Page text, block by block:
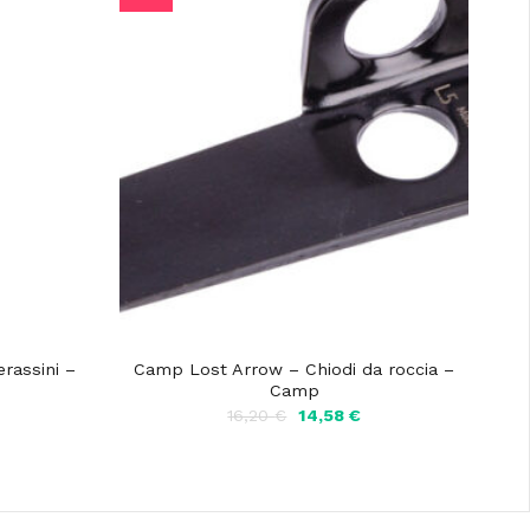
–
Camp Lost Arrow – Chiodi da roccia –
Camp
16,20€
Il
14,58 €Il